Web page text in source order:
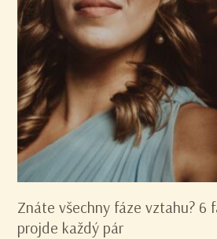
Znáte všechny fáze vztahu? 6
projde každý pár